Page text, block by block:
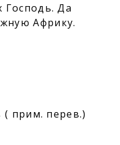
Господь. Да
Африку.
( прим. перев.)